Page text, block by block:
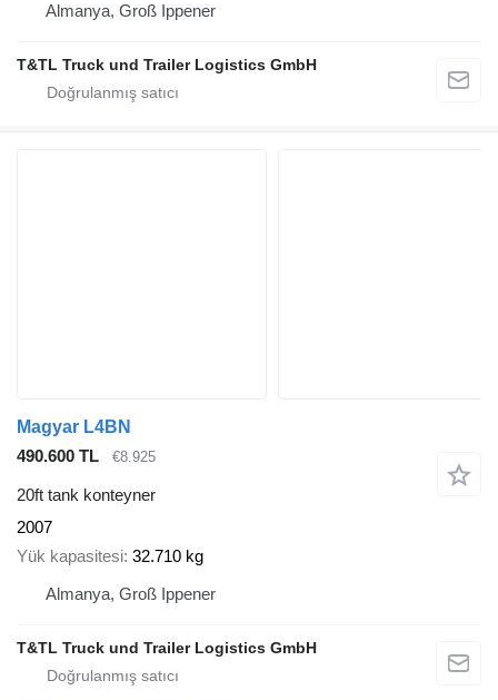
Almanya, Groß Ippener
T&TL Truck und Trailer Logistics GmbH
Magyar L4BN
490.600 TL
€8.925
20ft tank konteyner
2007
Yük kapasitesi 32.710 kg
Almanya, Groß Ippener
T&TL Truck und Trailer Logistics GmbH